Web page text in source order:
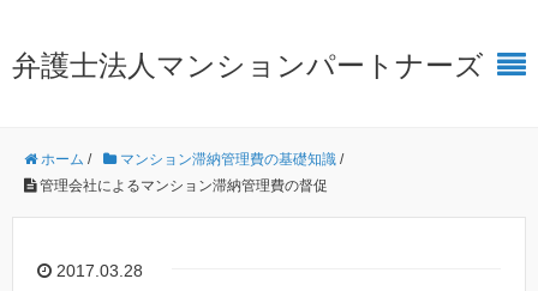
弁護士法人マンションパートナーズ
ホーム / マンション滞納管理費の基礎知識 /
管理会社によるマンション滞納管理費の督促
2017.03.28